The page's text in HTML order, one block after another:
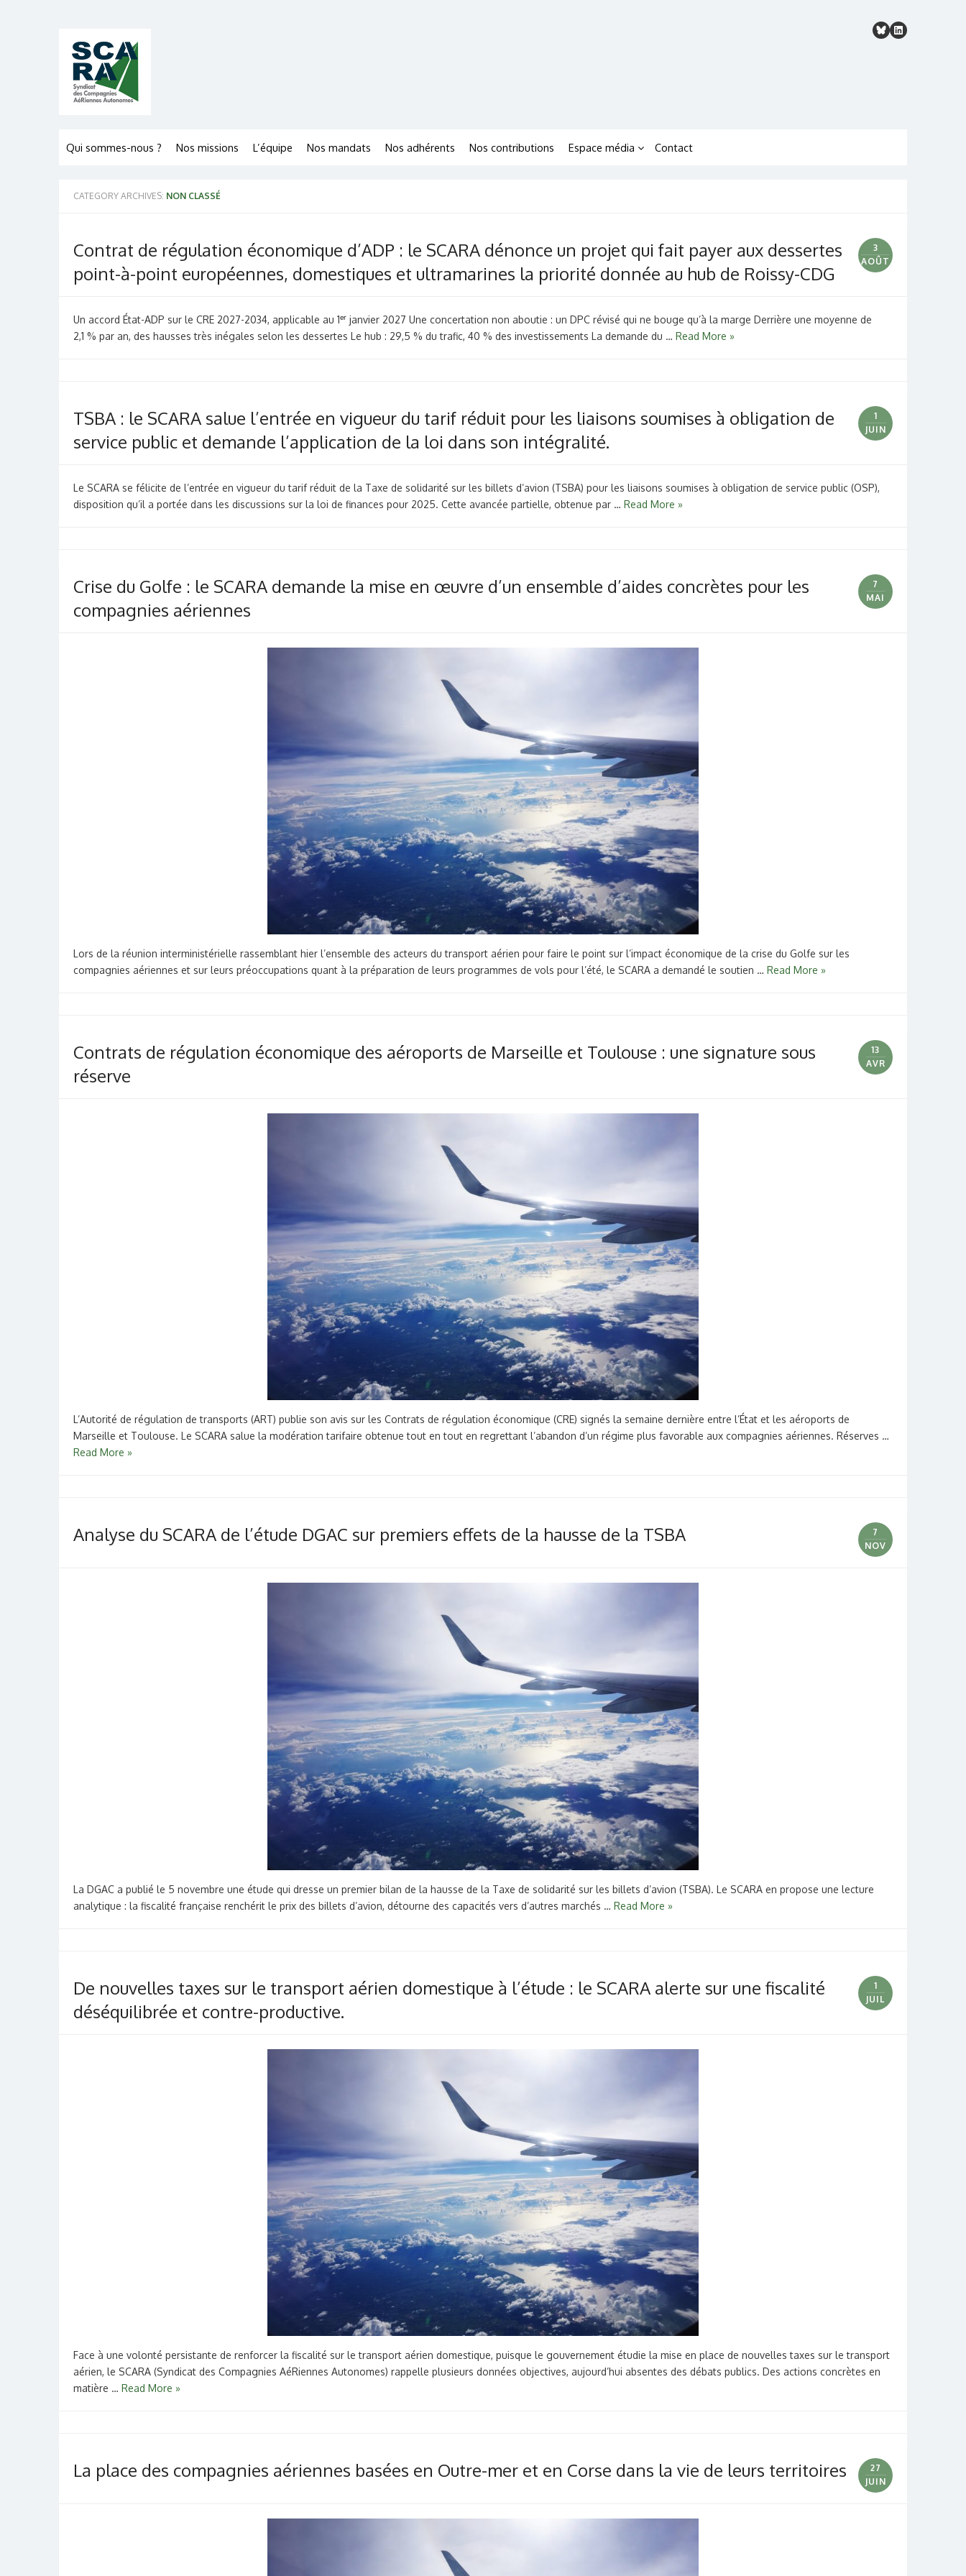
content
Qui sommes-nous ? Nos missions L’équipe Nos mandats Nos adhérents Nos contributions Espace média Contact
CATEGORY ARCHIVES: NON CLASSÉ
Contrat de régulation économique d’ADP : le SCARA dénonce un projet qui fait payer aux dessertes
point-à-point européennes, domestiques et ultramarines la priorité donnée au hub de Roissy-CDG
3
AOÛT
Un accord État-ADP sur le CRE 2027-2034, applicable au 1ᵉʳ janvier 2027 Une concertation non aboutie : un DPC révisé qui ne bouge qu’à la marge Derrière une moyenne de
2,1 % par an, des hausses très inégales selon les dessertes Le hub : 29,5 % du trafic, 40 % des investissements La demande du … Read More »
TSBA : le SCARA salue l’entrée en vigueur du tarif réduit pour les liaisons soumises à obligation de
service public et demande l’application de la loi dans son intégralité.
1
JUIN
Le SCARA se félicite de l’entrée en vigueur du tarif réduit de la Taxe de solidarité sur les billets d’avion (TSBA) pour les liaisons soumises à obligation de service public (OSP),
disposition qu’il a portée dans les discussions sur la loi de finances pour 2025. Cette avancée partielle, obtenue par … Read More »
Crise du Golfe : le SCARA demande la mise en œuvre d’un ensemble d’aides concrètes pour les
compagnies aériennes
7
MAI
Lors de la réunion interministérielle rassemblant hier l’ensemble des acteurs du transport aérien pour faire le point sur l’impact économique de la crise du Golfe sur les
compagnies aériennes et sur leurs préoccupations quant à la préparation de leurs programmes de vols pour l’été, le SCARA a demandé le soutien … Read More »
Contrats de régulation économique des aéroports de Marseille et Toulouse : une signature sous
réserve
13
AVR
L’Autorité de régulation de transports (ART) publie son avis sur les Contrats de régulation économique (CRE) signés la semaine dernière entre l’État et les aéroports de
Marseille et Toulouse. Le SCARA salue la modération tarifaire obtenue tout en tout en regrettant l’abandon d’un régime plus favorable aux compagnies aériennes. Réserves …
Read More »
Analyse du SCARA de l’étude DGAC sur premiers effets de la hausse de la TSBA
7
NOV
La DGAC a publié le 5 novembre une étude qui dresse un premier bilan de la hausse de la Taxe de solidarité sur les billets d’avion (TSBA). Le SCARA en propose une lecture
analytique : la fiscalité française renchérit le prix des billets d’avion, détourne des capacités vers d’autres marchés … Read More »
De nouvelles taxes sur le transport aérien domestique à l’étude : le SCARA alerte sur une fiscalité
déséquilibrée et contre-productive.
1
JUIL
Face à une volonté persistante de renforcer la fiscalité sur le transport aérien domestique, puisque le gouvernement étudie la mise en place de nouvelles taxes sur le transport
aérien, le SCARA (Syndicat des Compagnies AéRiennes Autonomes) rappelle plusieurs données objectives, aujourd’hui absentes des débats publics. Des actions concrètes en
matière … Read More »
La place des compagnies aériennes basées en Outre-mer et en Corse dans la vie de leurs territoires
27
JUIN